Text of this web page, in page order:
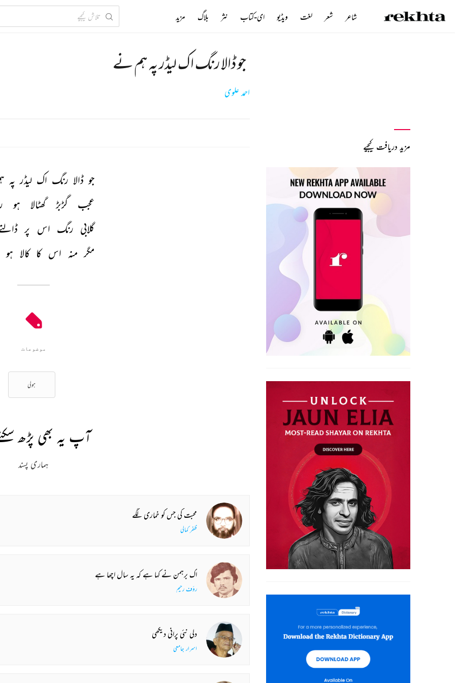
جو ڈالا رنگ اک لیڈر پہ ہم نے
احمد علوی
جو ڈالا رنگ اک لیڈر پہ
عجب
گڑبڑ گھٹالا ہو
گلابی رنگ اس پر
مگر منہ اس کا کالا ہو
موضوعات
ہولی
آپ یہ بھی پڑھ
ہماری پسند
محبت کی جس کو خماری لگے
ظفر کمالی
اک برہمن نے کہا ہے کہ یہ سال اچھا ہے
رؤف رحیم
دلی نئی پرانی دیکھی
اسرار جامعی
مزید دریافت کیجیے
شاعر شعر لغت ویڈیو ای-کتاب نثر بلاگ مزید